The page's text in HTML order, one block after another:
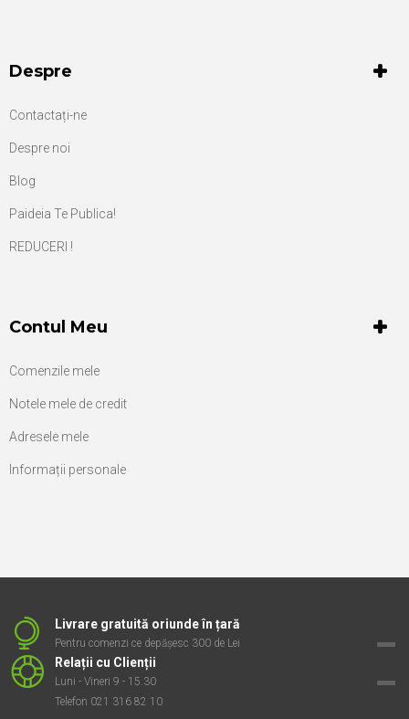
Despre
Contactați-ne
Despre noi
Blog
Paideia Te Publica!
REDUCERI !
Contul Meu
Comenzile mele
Notele mele de credit
Adresele mele
Informații personale
Livrare gratuită oriunde în țară
Pentru comenzi ce depășesc 300 de Lei
Relații cu Clienții
Luni - Vineri 9 - 15.30
Telefon 021 316 82 10